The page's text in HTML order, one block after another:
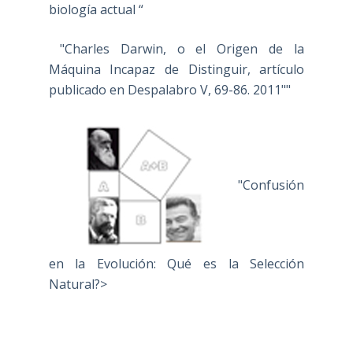
biología actual “
"Charles Darwin, o el Origen de la
Máquina Incapaz de Distinguir, artículo
publicado en Despalabro V, 69-86. 2011""
"Confusión
en la Evolución: Qué es la Selección
Natural?>